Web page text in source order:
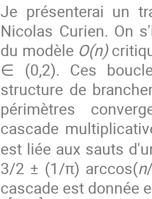
Je présenterai un
Nicolas Curien. On
du modèle O(n)
∈ (0,2). Ces
structure de
périmètres
cascade
est liée aux sauts
3/2 ± (1/π) arccos(n
cascade est donnée